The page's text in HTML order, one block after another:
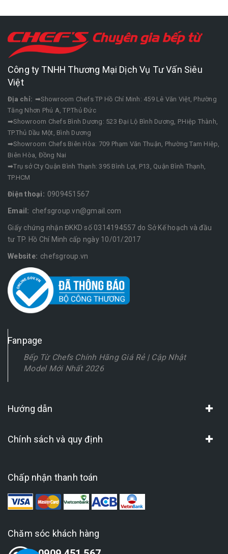
Công ty TNHH Thương Mại Dịch Vụ Tư Vấn Siêu
Việt
Địa chỉ: ➡Showroom Chefs TP Hồ Chí Minh: 459 Lê Văn Việt, Phường
Tăng Nhơn Phú A, TP.Thủ Đức
➡Showroom Chefs Bình Dương: 523 Đại Lộ Bình Dương, P.Hiệp Thành,
TP.Thủ Dầu Một, Bình Dương
➡Showroom Chefs Biên Hòa: 709 Phạm Văn Thuận, Phường Tam Hiệp,
Biên Hòa, Đồng Nai
➡Trụ sở Cty Quận Bình Thạnh: 395 Bình Lợi, P13, Quận Bình Thạnh,
TP.HCM
Điện thoại: 0909451567
Email: chefsgroup.vn@gmail.com
Giấy chứng nhận ĐKKD số 0314194557 do Sở Kế hoạch và đầu
tư TP. Hồ Chí Minh cấp ngày 10/01/2017
Website: chefsgroup.vn
Fanpage
Bếp Từ Chefs Chính Hãng Giá Rẻ | Cập Nhật
Model Mới Nhất 2026
Hướng dẫn
Chính sách và quy định
Chấp nhận thanh toán
Chăm sóc khách hàng